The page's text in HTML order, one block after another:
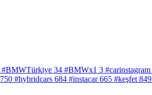
#BMWTürkiye 34 #BMWx1 3 #carinstagram
750 #hybridcars 684 #instacar 665 #keşfet 849